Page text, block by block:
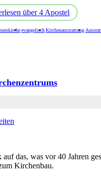
über 4 Apostel
evangelischKirchenausstattung
das, was vor 40 Jahren
Kirchenbau.